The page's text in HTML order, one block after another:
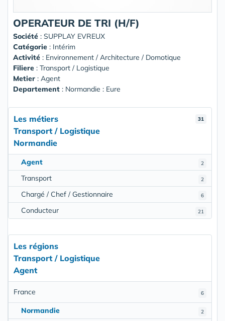
OPERATEUR DE TRI (H/F)
Société : SUPPLAY EVREUX
Catégorie : Intérim
Activité : Environnement / Architecture / Domotique
Filiere : Transport / Logistique
Metier : Agent
Departement : Normandie : Eure
31
Les métiers
Transport / Logistique
Normandie
2
Agent
2
Transport
6
Chargé / Chef / Gestionnaire
21
Conducteur
Les régions
Transport / Logistique
Agent
6
France
2
Normandie